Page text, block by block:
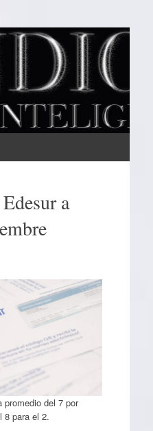
a
promedio del 7 por
8 para el 2.